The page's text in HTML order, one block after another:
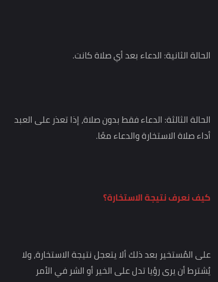
الحالة الثانية: الدعاء بعد أي صلاة كانت.
الحالة الثالثة: الدعاء فقط بدون صلاة، إذا تعذر على العبد
أداء صلاة الاستخارة والدعاء معًا.
كيف نعرف نتيجة الاستخارة؟
على المُستخير بعد ذلك ألا يتعجل نتيجة الاستخارة، ولا
يُشترط أن يرى رؤيا تدل على الخير أو الشر في الأمر